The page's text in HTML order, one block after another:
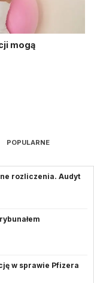
mogą
POPULARNE
rozliczenia. Audyt
w sprawie Pfizera